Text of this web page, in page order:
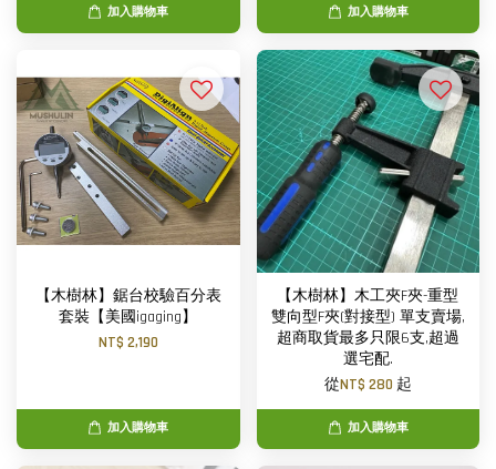
加入購物車 加入購物車
【木樹林】鋸台校驗百分表
套裝【美國igaging】
NT$ 2,190
加入購物車
【木樹林】木工夾F夾-重型
雙向型F夾(對接型) 單支賣場,
超商取貨最多只限6支,超過
選宅配.
從NT$ 280 起
加入購物車